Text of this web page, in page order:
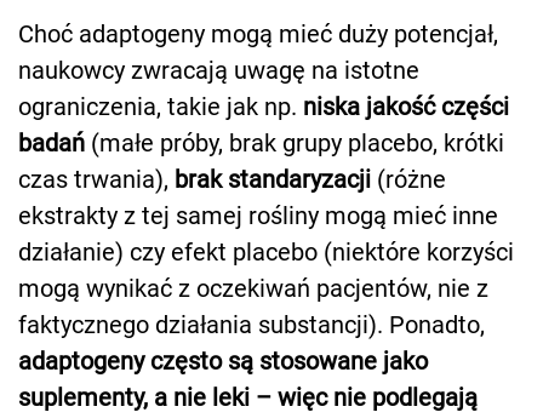
Choć adaptogeny mogą mieć duży potencjał,
naukowcy zwracają uwagę na istotne
ograniczenia, takie jak np. niska jakość części
badań (małe próby, brak grupy placebo, krótki
czas trwania), brak standaryzacji (różne
ekstrakty z tej samej rośliny mogą mieć inne
działanie) czy efekt placebo (niektóre korzyści
mogą wynikać z oczekiwań pacjentów, nie z
faktycznego działania substancji). Ponadto,
adaptogeny często są stosowane jako
suplementy, a nie leki – więc nie podlegają